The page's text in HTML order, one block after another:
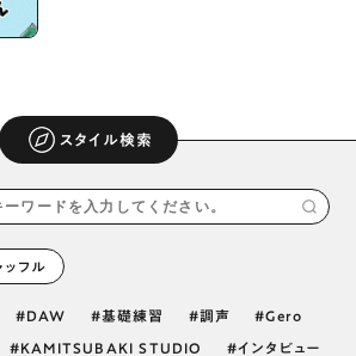
スタイル検索
ッフル
DAW 基礎練習 調声 Gero
KAMITSUBAKI STUDIO インタビュー